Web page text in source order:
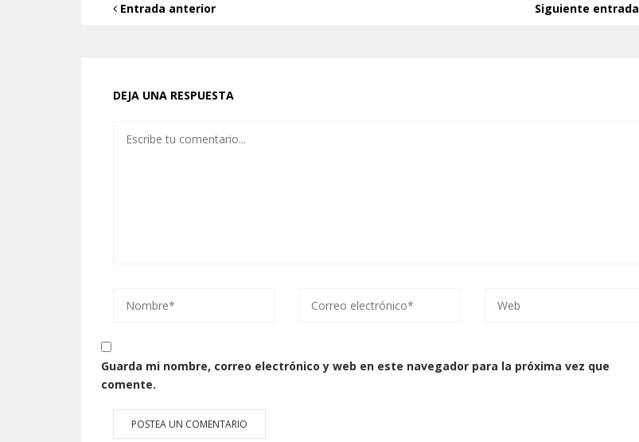
Entrada anterior Siguiente entrada
DEJA UNA RESPUESTA
Guarda mi nombre, correo electrónico y web en este navegador para la próxima vez que
comente.